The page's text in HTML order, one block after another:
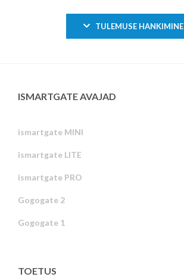
TULEMUSE HANKIMINE
ISMARTGATE AVAJAD
ismartgate MINI
ismartgate LITE
ismartgate PRO
Gogogate 2
Gogogate 1
TOETUS